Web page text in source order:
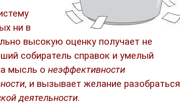
ни в
высокую оценку получает не
собиратель справок и умелый
мысль о неэффективности
, и вызывает желание разобраться
деятельности.